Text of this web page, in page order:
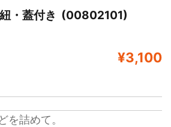
・蓋付き (00802101)
¥3,100
を詰めて。